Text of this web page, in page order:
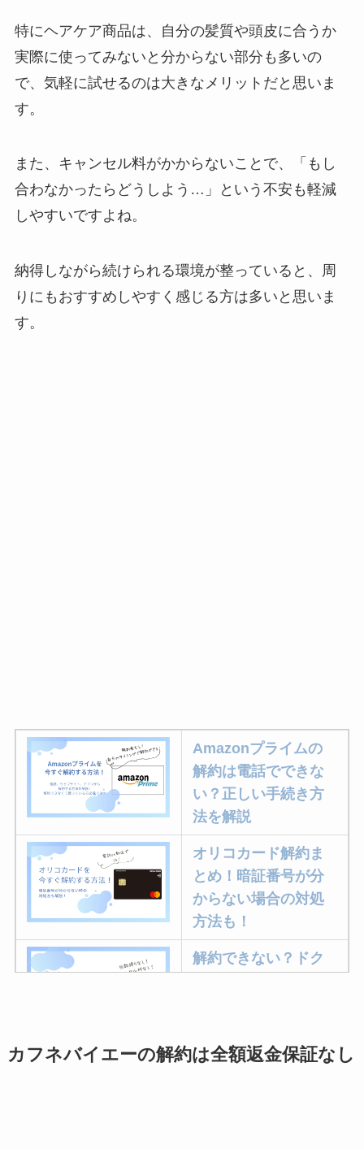
特にヘアケア商品は、自分の髪質や頭皮に合うか
実際に使ってみないと分からない部分も多いの
で、気軽に試せるのは大きなメリットだと思いま
す。
また、キャンセル料がかからないことで、「もし
合わなかったらどうしよう…」という不安も軽減
しやすいですよね。
納得しながら続けられる環境が整っていると、周
りにもおすすめしやすく感じる方は多いと思いま
す。
Amazonプライムの
解約は電話でできな
い？正しい手続き方
法を解説
オリコカード解約ま
とめ！暗証番号が分
からない場合の対処
方法も！
解約できない？ドク
ミュゼプラチナムの
カフネバイエーの解約は全額返金保証なし